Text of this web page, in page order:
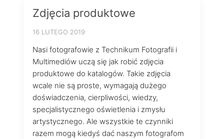
Zdjęcia produktowe
16 LUTEGO 2019
Nasi fotografowie z Technikum Fotografii i
Multimediów uczą się jak robić zdjęcia
produktowe do katalogów. Takie zdjęcia
wcale nie są proste, wymagają dużego
doświadczenia, cierpliwości, wiedzy,
specjalistycznego oświetlenia i zmysłu
artystycznego. Ale wszystkie te czynniki
razem mogą kiedyś dać naszym fotografom